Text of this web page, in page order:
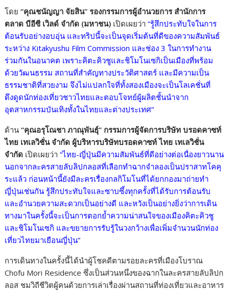
โดย“คุณชนัญญา จัยสิน” รองกรรมการผู้อำนวยการ สำนักการ
ตลาด บีอีซี เวิลด์ จำกัด (มหาชน) เปิดเผยว่า“รู้สึกประทับใจในการ
ต้อนรับอย่างอบอุ่น และทริปนี้จะเป็นจุดเริ่มต้นที่ดีของความสัมพันธ์
ระหว่าง Kitakyushu Film Commission และช่อง 3 ในการทำงาน
ร่วมกันในอนาคต เพราะคิตะคิวชูและชิโมโนเซกิเป็นเมืองที่พร้อม
ด้วยวัฒนธรรม สถานที่สำคัญทางประวัติศาสตร์ และมีความเป็น
ธรรมชาติที่สวยงาม จึงไม่แปลกใจที่ทั้งสองเมืองจะเป็นโลเคชั่นที่
ดึงดูดนักท่องเที่ยวชาวไทยและตอบโจทย์ผู้ผลิตชั้นนำจาก
อุตสาหกรรมบันเทิงทั้งในไทยและต่างประเทศ”
​ด้าน“คุณอรุโณชา ภาณุพันธุ์” กรรมการผู้จัดการบริษัท บรอดคาซท์
ไทย เทเลวิชั่น จำกัด ผู้บริหารบริษัทบรอดคาซท์ ไทย เทเลวิชั่น
จำกัด เปิดเผยว่า“ไทย-ญี่ปุ่นมีความสัมพันธ์ที่ดีอย่างต่อเนื่องยาวนาน
นอกจากละครสายลับลิปกลอสที่เลือกทำฉากจำลองเป็นปราสาทโคคุ
ระแล้ว ก่อนหน้านี้ยังมีละครเรื่องกลกิโมโนที่ได้ยกกองมาถ่ายทำ
ญี่ปุ่นเช่นกัน รู้สึกประทับใจและซาบซึ้งทุกครั้งที่ได้รับการต้อนรับ
และอำนวยความสะดวกเป็นอย่างดี และหวังเป็นอย่างยิ่งว่าการเดิน
ทางมาในครั้งนี้จะเป็นการตอกย้ำความน่าสนใจของเมืองคิตะคิวชู
และชิโมโนเซกิ และขยายการรับรู้ในวงกว้างเพื่อเพิ่มจำนวนนักท่อง
เที่ยวไทยมาเยือนญี่ปุ่น”
การเดินทางในครั้งนี้ได้นำผู้โชคดีตามรอยละครที่เมืองโบราณ
Chofu Mori Residence ซึ่งเป็นส่วนหนึ่งของฉากในละครสายลับลิปก
ลอส ชมวิถีชีวิตผู้คนด้วยการเล่าเรื่องผ่านสถานที่ท่องเที่ยวและอาหาร